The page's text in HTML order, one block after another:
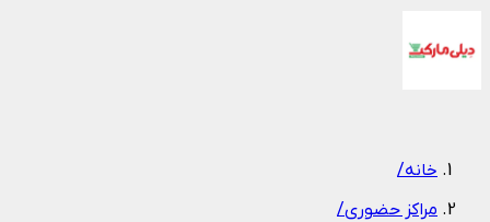
خانه/
مراکز حضوری/